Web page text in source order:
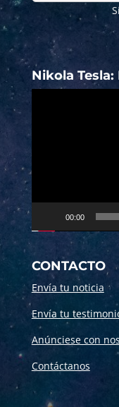
Nikola Tesla:
00:00
CONTACTO
Envía tu noticia
Envía tu
Anúnciese con
Contáctanos